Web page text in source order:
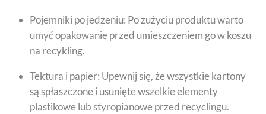
Pojemniki po jedzeniu: Po zużyciu produktu warto
umyć opakowanie przed umieszczeniem go w koszu
na recykling.
Tektura i papier: Upewnij się, że wszystkie kartony
są spłaszczone i usunięte wszelkie elementy
plastikowe lub styropianowe przed recyclingu.